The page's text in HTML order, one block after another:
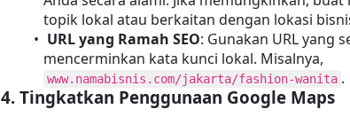
topik lokal atau berkaitan dengan lokasi
URL yang Ramah SEO: Gunakan URL yang
www.namabisnis.com/jakarta/fashion-wanita .
4. Tingkatkan Penggunaan Google Maps